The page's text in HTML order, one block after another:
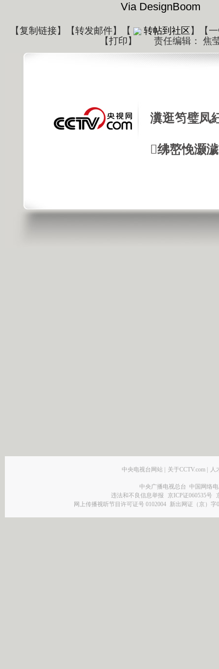
Via DesignBoom
【复制链接】【转发邮件】 【 转帖到社区 】【
【打印】 责任编辑： 焦
瀵逛笉璧凤
绋嶅悗灏
中央电视台网站 | 关于CCTV.com | 人
中央广播电视总台 中国网络
违法和不良信息举报
京ICP证060535号
网上传播视听节目许可证号 0102004 新出网证（京）